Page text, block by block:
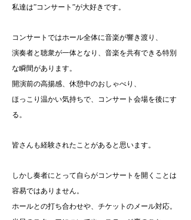
私達は”コンサート”が大好きです。
コンサートではホール全体に音楽が響き渡り、
演奏者と聴衆が一体となり、音楽を共有できる特別
な瞬間があります。
開演前の高揚感、休憩中のおしゃべり、
ほっこり温かい気持ちで、コンサート会場を後にす
る。
皆さんも経験されたことがあると思います。
しかし奏者にとって自らがコンサートを開くことは
容易ではありません。
ホールとの打ち合わせや、チケットのメール対応。